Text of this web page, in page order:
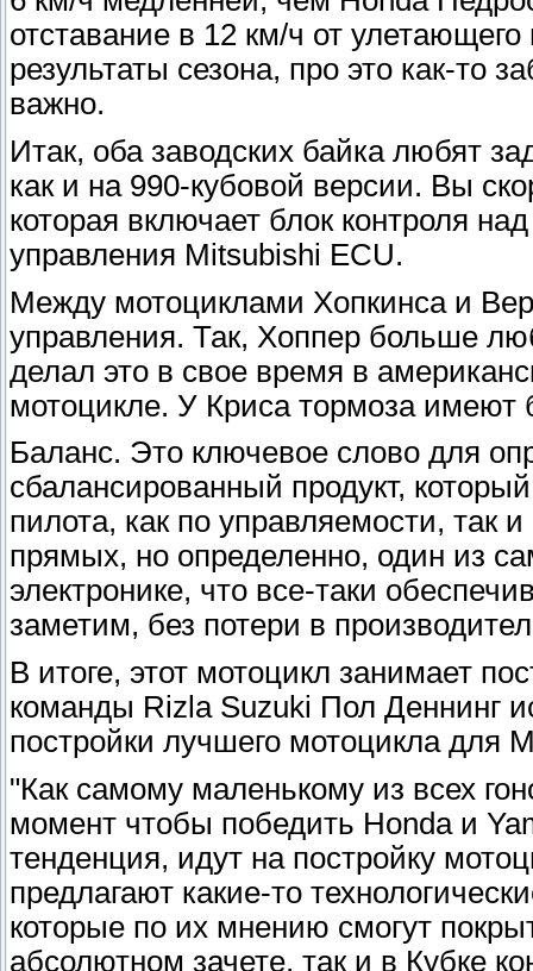
отставание в 12 км/ч от
результаты сезона, про это как-то
важно.
Итак, оба заводских байка любят
как и на 990-кубовой версии. Вы
которая включает блок контроля
управления Mitsubishi ECU.
Между мотоциклами Хопкинса и
управления. Так, Хоппер больше
делал это в свое время в
мотоцикле. У Криса тормоза имеют
Баланс. Это ключевое слово для
сбалансированный продукт,
пилота, как по управляемости, так
прямых, но определенно, один из
электронике, что все-таки
заметим, без потери в
В итоге, этот мотоцикл занимает
команды Rizla Suzuki Пол Деннинг
постройки лучшего мотоцикла для
"Как самому маленькому из всех
момент чтобы победить Honda и
тенденция, идут на постройку
предлагают какие-то
которые по их мнению смогут
абсолютном зачете, так и в Кубке